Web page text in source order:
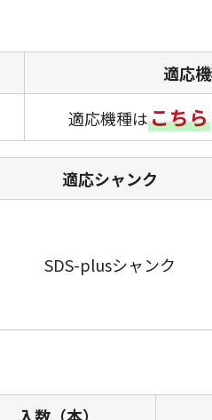
適応
適応機種はこちら
適応シャンク
SDS-plusシャンク
入数（本）